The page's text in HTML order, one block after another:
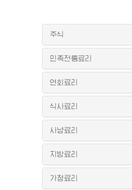
주식
민족전통료리
연회료리
식사료리
사냥료리
지방료리
가정료리